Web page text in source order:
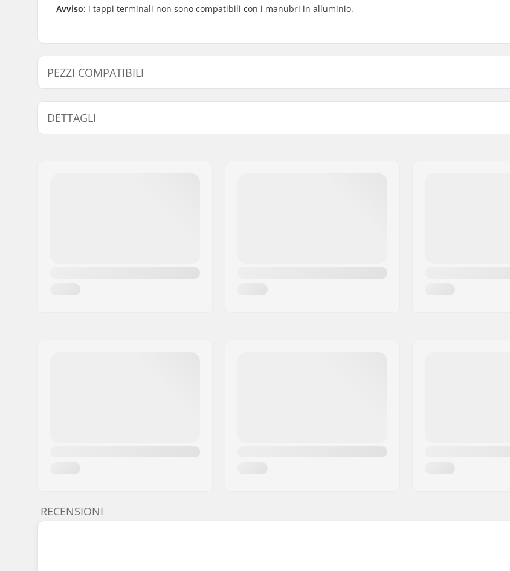
Avviso: i tappi terminali non sono compatibili con i manubri in alluminio.
PEZZI COMPATIBILI
Trova prodotti compatibili con ODI Longneck Soft Manopole:
DETTAGLI
RECENSIONI